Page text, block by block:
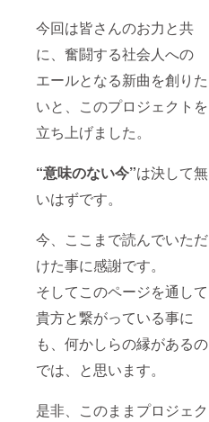
今回は皆さんのお力と共
に、奮闘する社会人への
エールとなる新曲を創りた
いと、このプロジェクトを
立ち上げました。
“意味のない今”は決して無
いはずです。
今、ここまで読んでいただ
けた事に感謝です。
そしてこのページを通して
貴方と繋がっている事に
も、何かしらの縁があるの
では、と思います。
是非、このままプロジェク